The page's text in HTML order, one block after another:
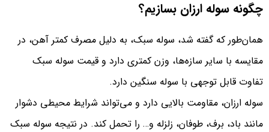
چگونه سوله ارزان بسازیم؟
همان‌طور که گفته شد، سوله سبک، به دلیل مصرف کمتر آهن، در
مقایسه با سایر سازه‌ها، وزن کمتری دارد و قیمت سوله سبک
تفاوت قابل توجهی با سوله سنگین دارد.
سوله ارزان، مقاومت بالایی دارد و می‌تواند شرایط محیطی دشوار
مانند باد، برف، طوفان، زلزله و… را تحمل کند. در نتیجه سوله سبک